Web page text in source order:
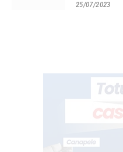
25/07/2023